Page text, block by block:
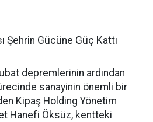
Şehrin Gücüne Güç Kattı
depremlerinin ardından
sanayinin önemli bir
Kipaş Holding Yönetim
Hanefi Öksüz, kentteki